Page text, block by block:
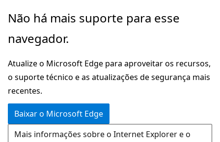
Pular
o
principal
Ignore
passe
a
navegação
na
página
Não há mais suporte para esse
navegador.
Atualize o Microsoft Edge para aproveitar os recursos,
o suporte técnico e as atualizações de segurança mais
recentes.
Baixar o Microsoft Edge
Mais informações sobre o Internet Explorer e o